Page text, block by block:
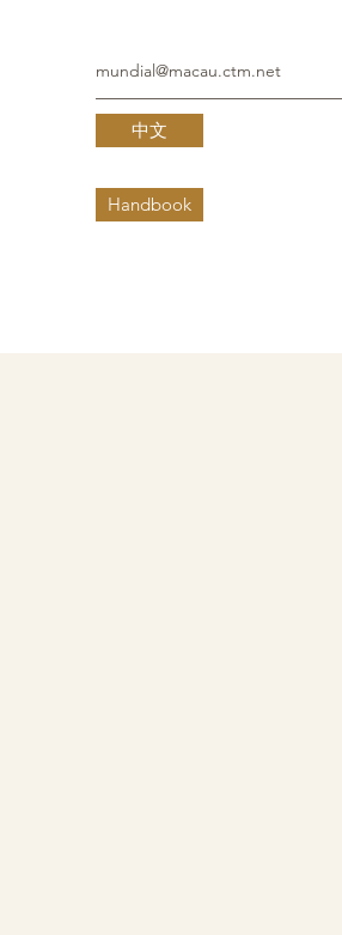
mundial@macau.ctm.net
中文
Handbook